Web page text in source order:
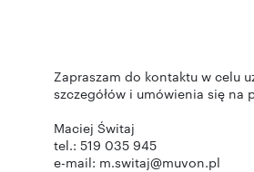
Zapraszam do kontaktu w celu
szczegółów i umówienia się na
Maciej Świtaj
tel.: 519 035 945
e-mail: m.switaj@muvon.pl